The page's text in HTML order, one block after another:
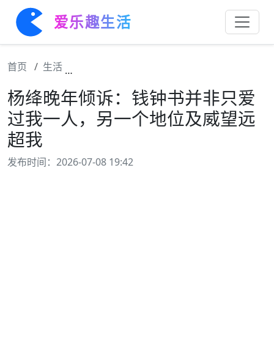
爱乐趣生活
首页 生活
杨绛晚年倾诉：钱钟书并非只爱
过我一人，另一个地位及威望远
超我
发布时间：2026-07-08 19:42